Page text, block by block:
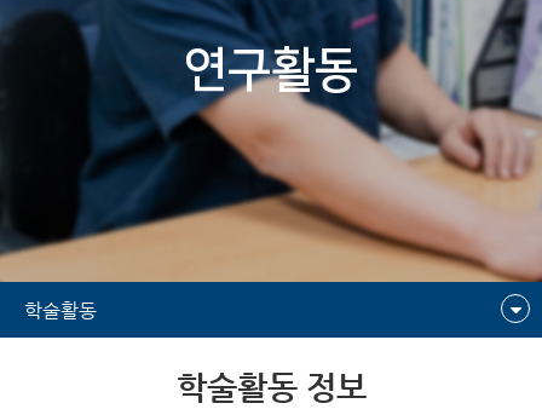
연구활동
학술활동
학술활동 정보